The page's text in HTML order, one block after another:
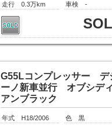
走行 0.3万km
車検 -
G55Lコンプレッサー デ
ーノ新車並行 オブシデ
アンブラック
年式 H18/2006
色 黒